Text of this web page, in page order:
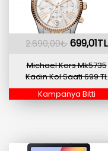
2.690,00₺ 699,01TL
Michael Kors Mk5735
Kadın Kol Saati 699 TL
Kampanya Bitti